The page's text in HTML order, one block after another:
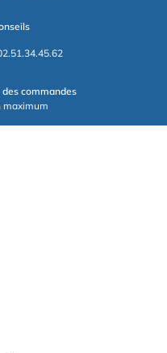
commandes
maximum